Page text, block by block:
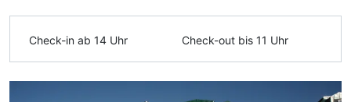
Check-in ab 14 Uhr Check-out bis 11 Uhr